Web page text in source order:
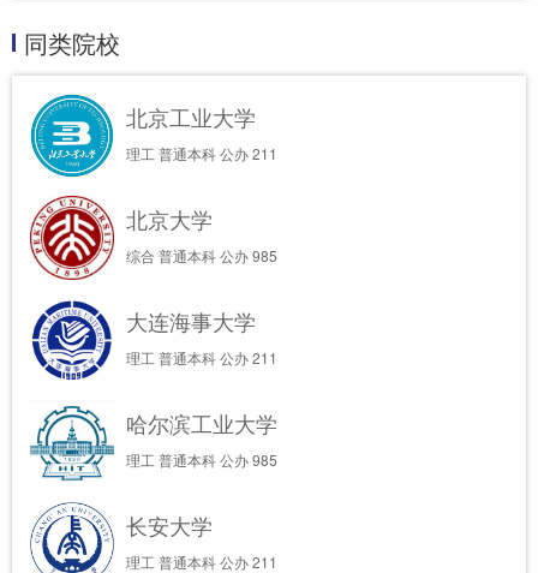
同类院校
北京工业大学
理工 普通本科公办211
北京大学
综合 普通本科公办985
大连海事大学
理工 普通本科公办211
哈尔滨工业大学
理工 普通本科公办985
长安大学
理工 普通本科公办211